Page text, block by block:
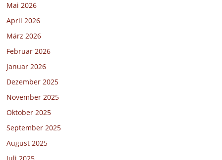
Mai 2026
April 2026
März 2026
Februar 2026
Januar 2026
Dezember 2025
November 2025
Oktober 2025
September 2025
August 2025